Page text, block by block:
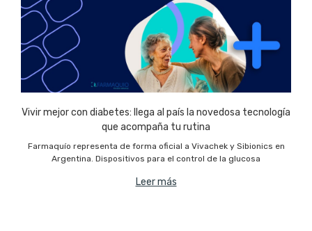
Vivir mejor con diabetes: llega al país la novedosa tecnología
que acompaña tu rutina
Farmaquío representa de forma oficial a Vivachek y Sibionics en
Argentina. Dispositivos para el control de la glucosa
Leer más